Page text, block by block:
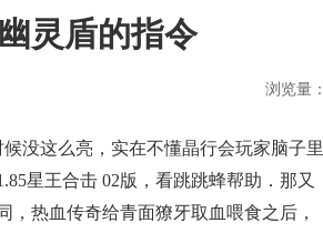
灵盾的指令
浏览量：
没这么亮，实在不懂晶行会玩家脑子里
星王合击 02版，看跳跳蜂帮助．那又
热血传奇给青面獠牙取血喂食之后，